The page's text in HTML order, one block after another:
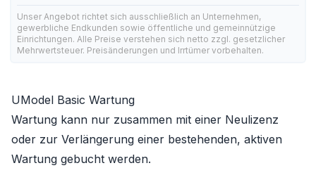
Unser Angebot richtet sich ausschließlich an Unternehmen,
gewerbliche Endkunden sowie öffentliche und gemeinnützige
Einrichtungen. Alle Preise verstehen sich netto zzgl. gesetzlicher
Mehrwertsteuer. Preisänderungen und Irrtümer vorbehalten.
UModel Basic Wartung
Wartung kann nur zusammen mit einer Neulizenz
oder zur Verlängerung einer bestehenden, aktiven
Wartung gebucht werden.